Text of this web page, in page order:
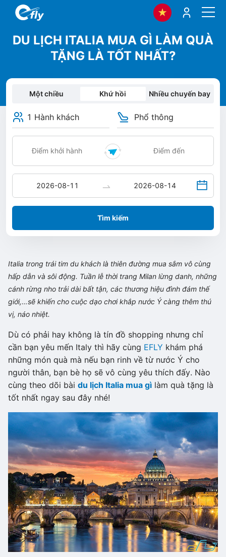
DU LỊCH ITALIA MUA GÌ LÀM QUÀ
TẶNG LÀ TỐT NHẤT?
Một chiều Khứ hồi Nhiều chuyến bay
1 Hành khách Phổ thông
Tìm kiếm
Italia trong trái tim du khách là thiên đường mua sắm vô cùng
hấp dẫn và sôi động. Tuần lễ thời trang Milan lừng danh, những
cánh rừng nho trải dài bất tận, các thương hiệu đình đám thế
giới,…sẽ khiến cho cuộc dạo chơi khắp nước Ý càng thêm thú
vị, náo nhiệt.
Dù có phải hay không là tín đồ shopping nhưng chỉ
cần bạn yêu mến Italy thì hãy cùng EFLY khám phá
những món quà mà nếu bạn rinh về từ nước Ý cho
người thân, bạn bè họ sẽ vô cùng yêu thích đấy. Nào
cùng theo dõi bài du lịch Italia mua gì làm quà tặng là
tốt nhất ngay sau đây nhé!